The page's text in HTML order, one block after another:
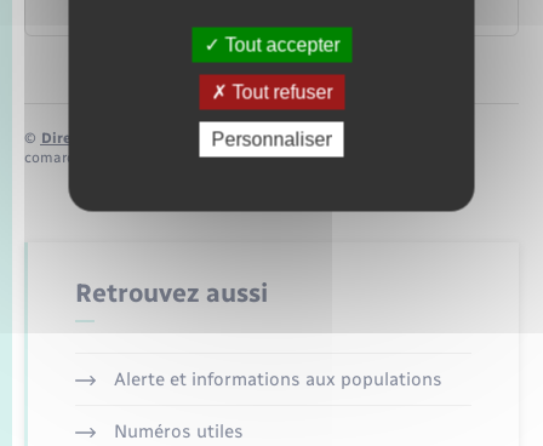
© Direction de l’information légale et administrative
comarquage developpé parbaseo.io
Retrouvez aussi
Alerte et informations aux populations
Numéros utiles
Tout accepter
Tout refuser
Personnaliser